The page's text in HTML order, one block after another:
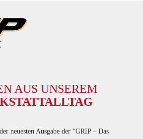
AUS UNSEREM
neuesten Ausgabe der “GRIP – Das